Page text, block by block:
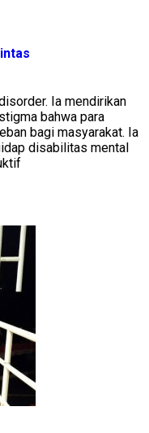
Ia mendirikan
bahwa para
bagi masyarakat. Ia
disabilitas mental